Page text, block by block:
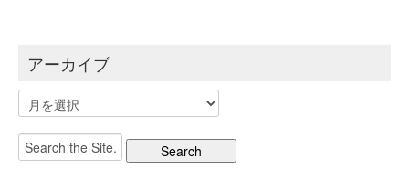
アーカイブ
ア
ー
カ
イ
Search
for: